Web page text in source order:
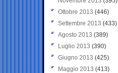
Ottobre 2013 (446)
Settembre 2013 (433)
Agosto 2013 (389)
Luglio 2013 (390)
Giugno 2013 (425)
Maggio 2013 (413)